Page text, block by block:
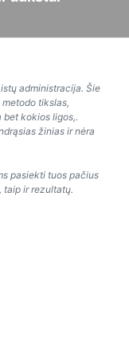
administracija. Šie
tikslas,
kokios ligos,.
žinias ir nėra
pasiekti tuos pačius
taip ir rezultatų.